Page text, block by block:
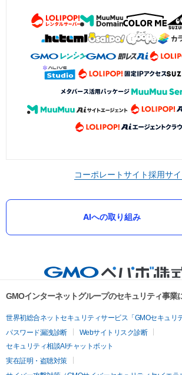
コーポレートサイト採用サイ
AIへの取り組み
GMOインターネットグループのセキュリティ事業
世界初総合ネットセキュリティサービス「GMOセキュリ
パスワード漏洩診断
Webサイトリスク診断
セキュリティ相談AIチャットボット
実在証明・盗聴対策